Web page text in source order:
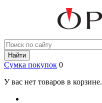
Найти
Сумка покупок 0
У вас нет товаров в корзине.